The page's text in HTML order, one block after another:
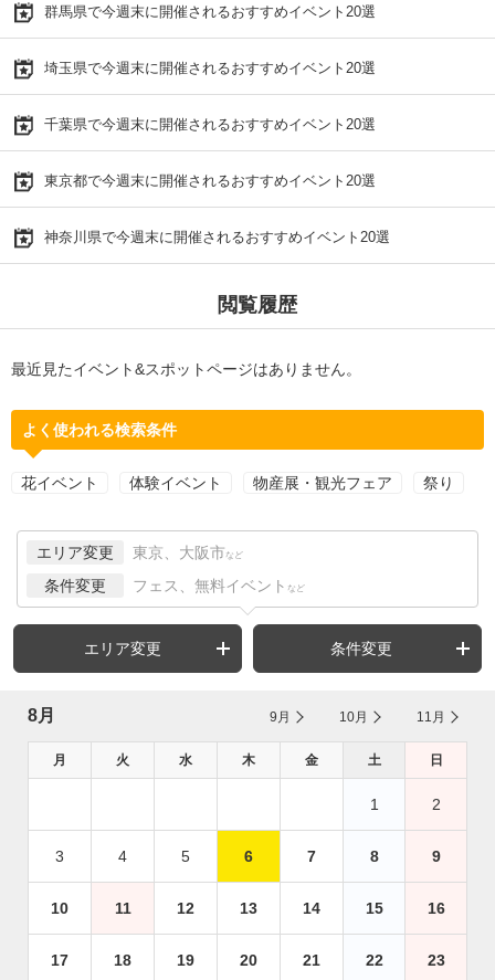
群馬県で今週末に開催されるおすすめイベント20選
埼玉県で今週末に開催されるおすすめイベント20選
千葉県で今週末に開催されるおすすめイベント20選
東京都で今週末に開催されるおすすめイベント20選
神奈川県で今週末に開催されるおすすめイベント20選
閲覧履歴
最近見たイベント&スポットページはありません。
よく使われる検索条件
花イベント 体験イベント 物産展・観光フェア 祭り
エリア変更 東京、大阪市 など
条件変更 フェス、無料イベント など
エリア変更 条件変更
8月 9月 10月 11月
月 火 水 木 金 土 日
1 2
3 4 5 6 7 8 9
10 11 12 13 14 15 16
17 18 19 20 21 22 23